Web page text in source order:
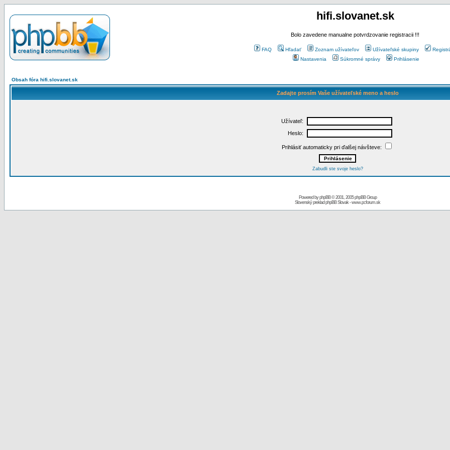
hifi.slovanet.sk
Bolo zavedene manualne potvrdzovanie registracii !!!
FAQ Hľadať Zoznam užívateľov Užívateľské skupiny
Nastavenia
Súkromné správy Prihlásenie
Obsah fóra hifi.slovanet.sk
Zadajte prosím Vaše užívateľské meno a heslo
Užívateľ:
Heslo:
Prihlásiť automaticky pri ďalšej návšteve:
Zabudli ste svoje heslo?
Powered byphpBB© 2001, 2005 phpBB Group
Slovenský preklad phpBB Slovak-www.pcforum.sk